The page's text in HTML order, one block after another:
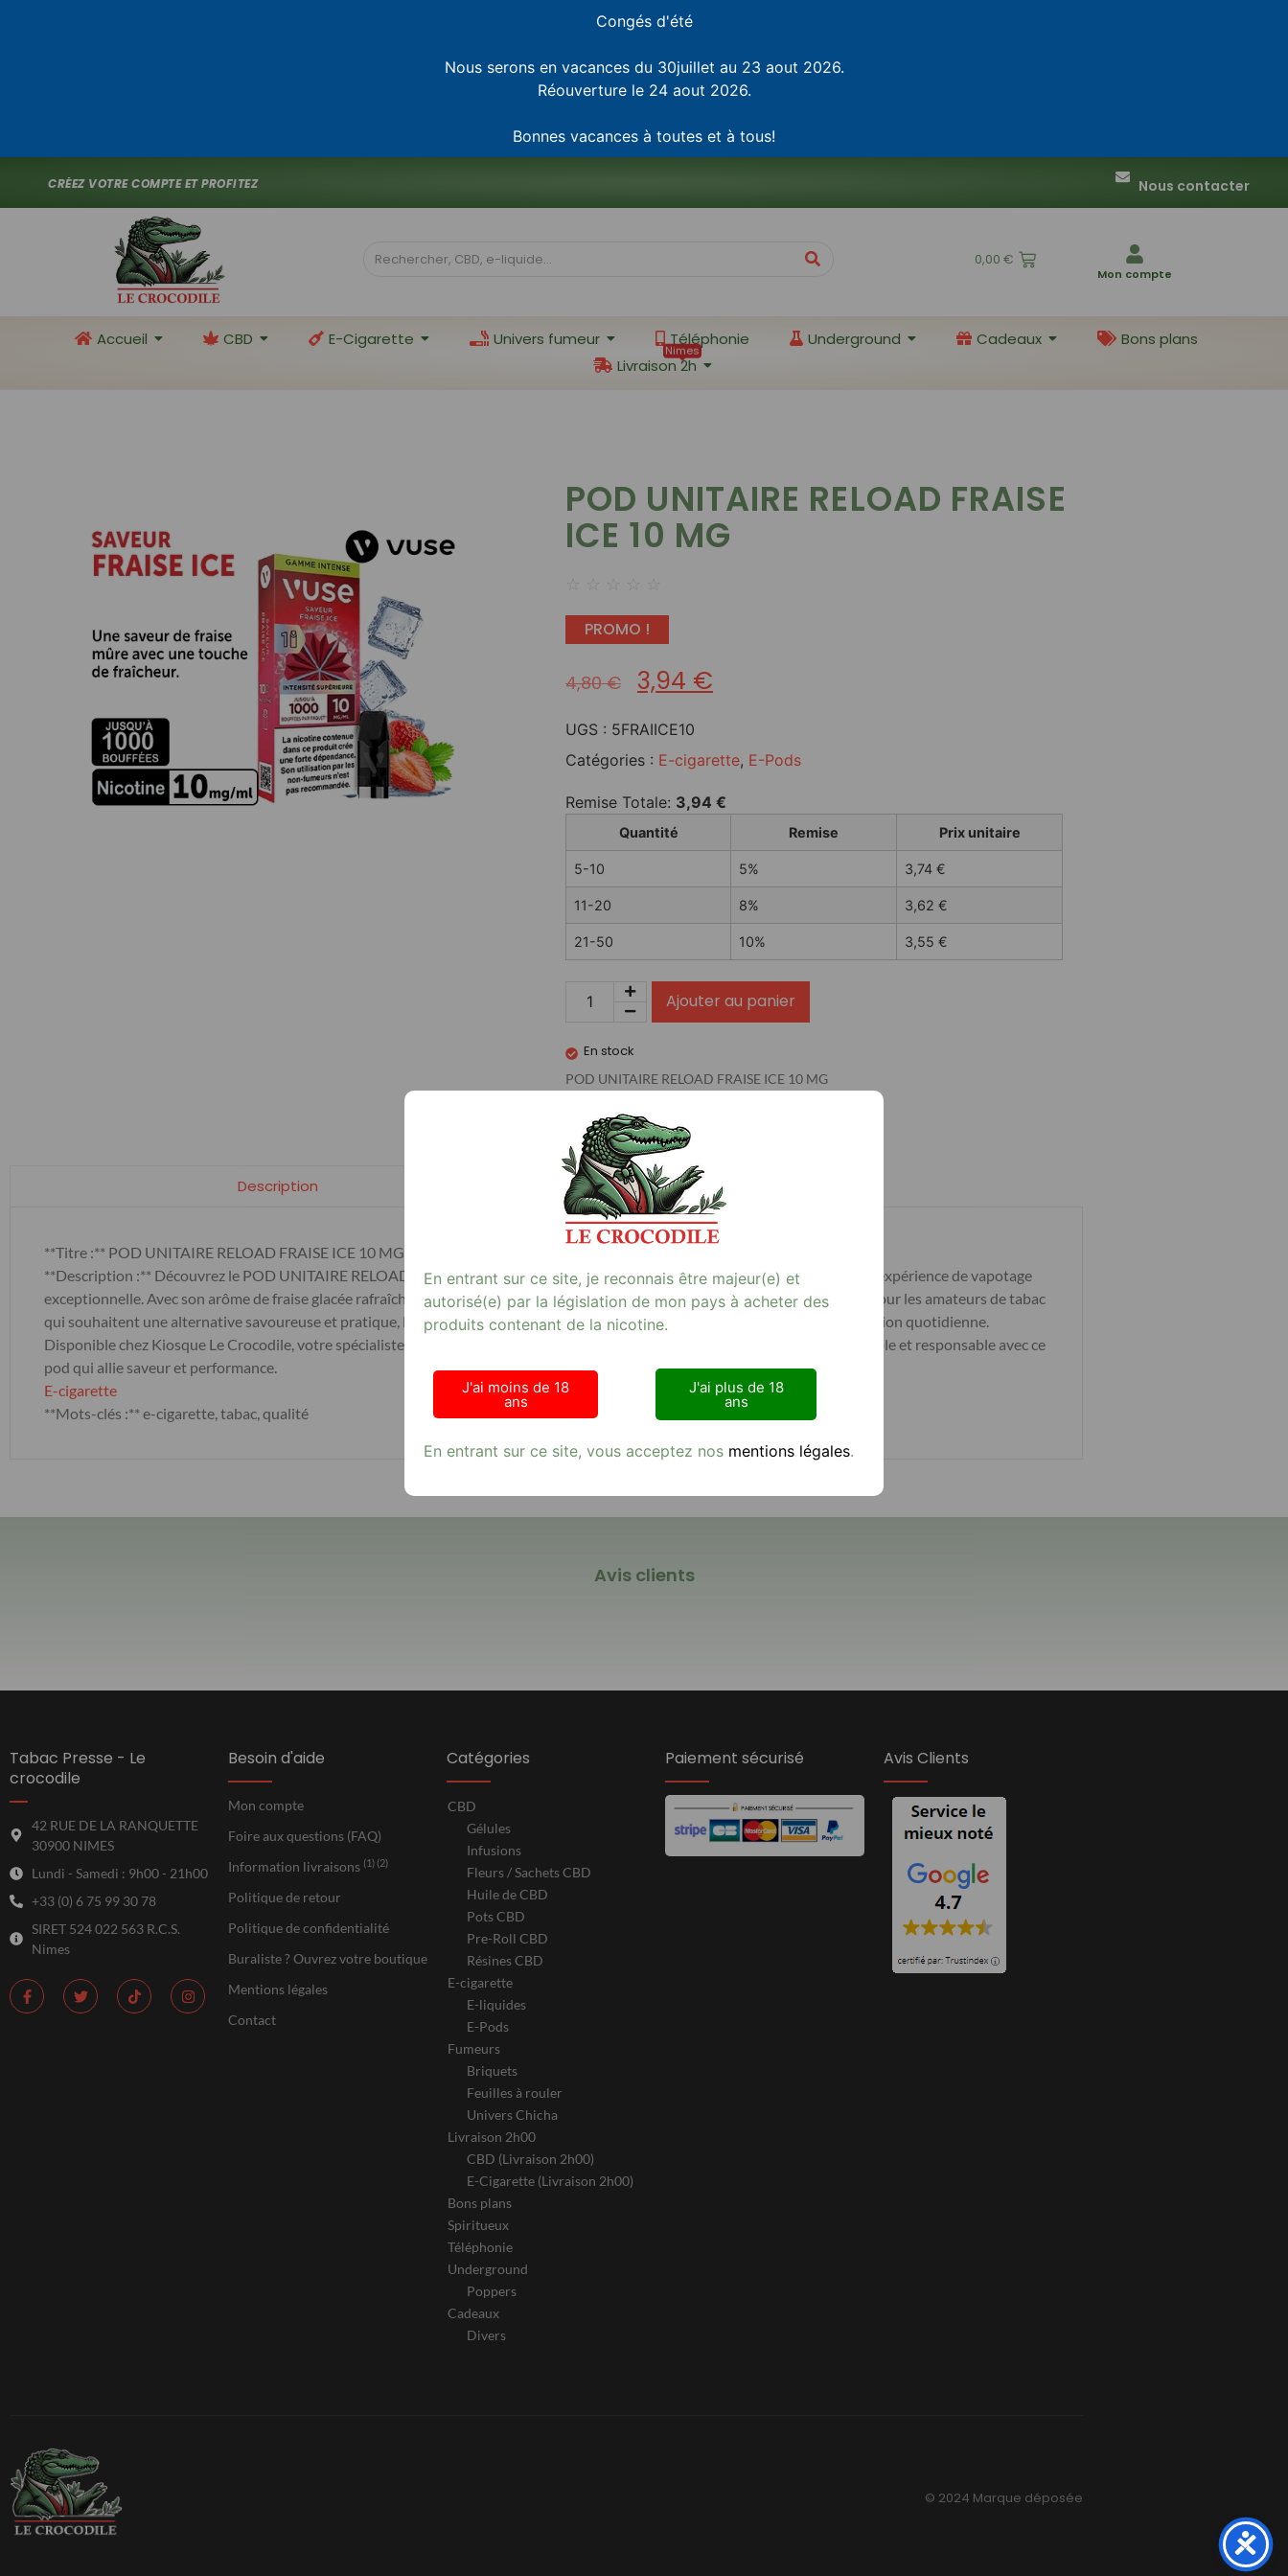
Congés d'été
Nous serons en vacances du 30juillet au 23 aout 2026.
Réouverture le 24 aout 2026.
Bonnes vacances à toutes et à tous!
CRÉEZ VOTRE COMPTE ET PROFITEZ Nous contacter
0,00 €
Mon compte
Accueil CBD E-Cigarette Univers fumeur Téléphonie Underground Cadeaux
Bons plans
Livraison 2h
Nimes
POD UNITAIRE RELOAD FRAISE
ICE 10 MG
☆ ☆ ☆ ☆ ☆
PROMO !
4,80€ 3,94 €
UGS : 5FRAIICE10
Catégories : E-cigarette, E-Pods
Remise Totale: 3,94 €
Quantité Remise Prix unitaire
5-10 5% 3,74 €
11-20 8% 3,62 €
21-50 10% 3,55 €
Ajouter au panier
En stock
POD UNITAIRE RELOAD FRAISE ICE 10 MG
Description
**Titre :** POD UNITAIRE RELOAD FRAISE ICE 10 MG
**Description :** Découvrez le POD UNITAIRE RELOAD FRAISE ICE 10 MG, une e-cigarette de haute qualité qui vous offre une expérience de vapotage
exceptionnelle. Avec son arôme de fraise glacée rafraîchissante, ce pod vous garantit une satisfaction gustative intense. Parfait pour les amateurs de tabac
qui souhaitent une alternative savoureuse et pratique, le POD UNITAIRE RELOAD FRAISE ICE 10 MG est idéal pour une utilisation quotidienne.
Disponible chez Kiosque Le Crocodile, votre spécialiste en e-cigarette et produits de qualité. Faites le choix d’un vapotage agréable et responsable avec ce
pod qui allie saveur et performance.
E-cigarette
**Mots-clés :** e-cigarette, tabac, qualité
Avis clients
Tabac Presse - Le
crocodile
42 RUE DE LA RANQUETTE
30900 NIMES
Lundi - Samedi : 9h00 - 21h00
+33 (0) 6 75 99 30 78
SIRET 524 022 563 R.C.S.
Nimes
Besoin d'aide
Mon compte
Foire aux questions (FAQ)
Information livraisons (1) (2)
Politique de retour
Politique de confidentialité
Buraliste ? Ouvrez votre boutique
Mentions légales
Contact
Catégories
CBD
Gélules
Infusions
Fleurs / Sachets CBD
Huile de CBD
Pots CBD
Pre-Roll CBD
Résines CBD
E-cigarette
E-liquides
E-Pods
Fumeurs
Briquets
Feuilles à rouler
Univers Chicha
Livraison 2h00
CBD (Livraison 2h00)
E-Cigarette (Livraison 2h00)
Bons plans
Spiritueux
Téléphonie
Underground
Poppers
Cadeaux
Divers
Paiement sécurisé Avis Clients
En entrant sur ce site, je reconnais être majeur(e) et
autorisé(e) par la législation de mon pays à acheter des
produits contenant de la nicotine.
J'ai moins de 18
ans
J'ai plus de 18
ans
En entrant sur ce site, vous acceptez nos mentions légales.
© 2024 Marque déposée